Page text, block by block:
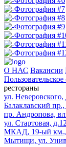
О НАС Вакансии
рестораны
ул. Неверовского,
Балаклавский
пр. Андропова,
ул. Стартовая, д.12
МКАД, 19-ый км.,
Мытищи, ул.